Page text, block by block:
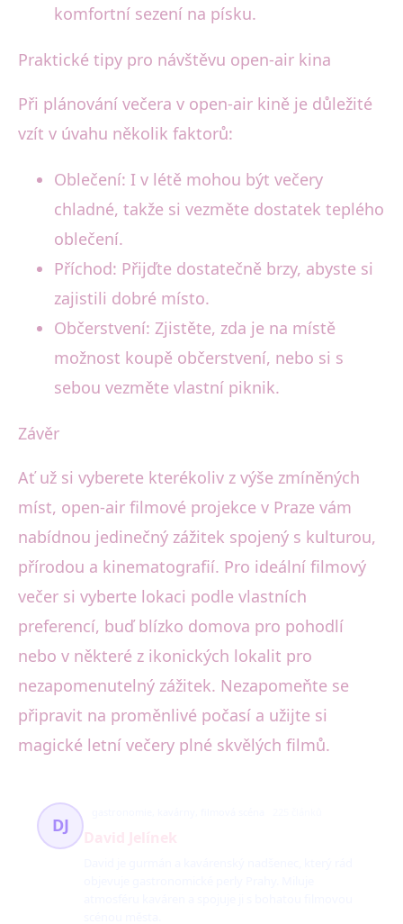
komfortní sezení na písku.
Praktické tipy pro návštěvu open-air kina
Při plánování večera v open-air kině je důležité
vzít v úvahu několik faktorů:
Oblečení: I v létě mohou být večery
chladné, takže si vezměte dostatek teplého
oblečení.
Příchod: Přijďte dostatečně brzy, abyste si
zajistili dobré místo.
Občerstvení: Zjistěte, zda je na místě
možnost koupě občerstvení, nebo si s
sebou vezměte vlastní piknik.
Závěr
Ať už si vyberete kterékoliv z výše zmíněných
míst, open-air filmové projekce v Praze vám
nabídnou jedinečný zážitek spojený s kulturou,
přírodou a kinematografií. Pro ideální filmový
večer si vyberte lokaci podle vlastních
preferencí, buď blízko domova pro pohodlí
nebo v některé z ikonických lokalit pro
nezapomenutelný zážitek. Nezapomeňte se
připravit na proměnlivé počasí a užijte si
magické letní večery plné skvělých filmů.
DJ